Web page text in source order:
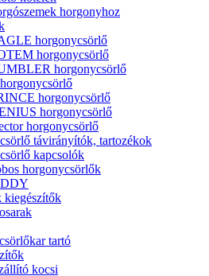
horgonyhoz
horgonycsörlő
horgonycsörlő
horgonycsörlő
horgonycsörlő
horgonycsörlő
horgonycsörlő
távirányítók, tartozékok
kapcsolók
horgonycsörlők
kiegészítők
tartó
kocsi